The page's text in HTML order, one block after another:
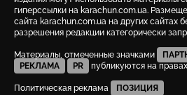
гиперссылки на karachun.com.ua.
сайта karachun.com.ua на других сайтах
разрешения редакции категорически
Материалы, отмеченные значками
РЕКЛАМА
PR публикуются на
Политическая реклама ПОЗИЦИЯ